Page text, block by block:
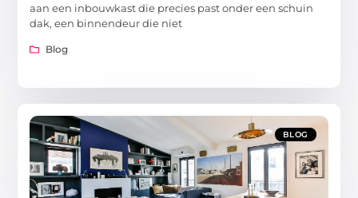
aan een inbouwkast die precies past onder een schuin
dak, een binnendeur die niet
Blog
BLOG